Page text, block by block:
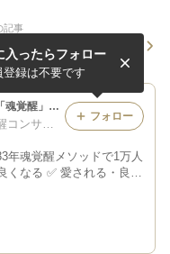
記事
浅野美佐子オフィシャルブログ「魂覚醒」Powered by Ameba
１万人の未来を変えた！魂覚醒コンサルタント 浅野美佐子
年魂覚醒メソッドで1万人
なる ✅ 愛される・良い
い自分になる ✅ 心が軽
の運命に導かれる
入ったらフォロー
登録は不要です
フォロー